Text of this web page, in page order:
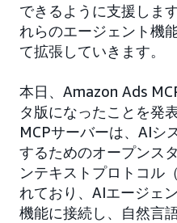
できるように支援しま
れらのエージェント機
て拡張していきます。
本日、Amazon Ads
タ版になったことを発
MCPサーバーは、AIシ
するためのオープンス
ンテキストプロトコル
れており、AIエージェ
機能に接続し、自然言